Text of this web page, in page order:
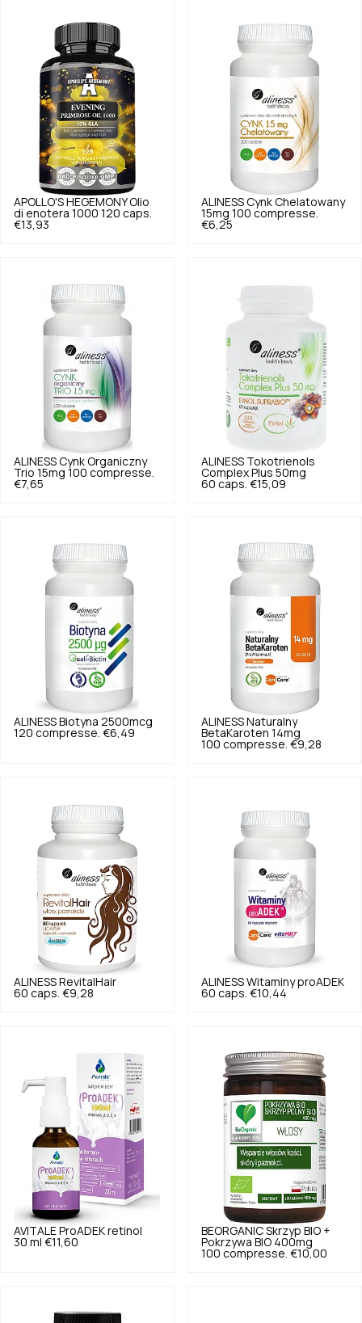
APOLLO'S HEGEMONY Olio
di enotera 1000 120 caps.
€13,93
ALINESS Cynk Chelatowany
15mg 100 compresse.
€6,25
ALINESS Cynk Organiczny
Trio 15mg 100 compresse.
€7,65
ALINESS Tokotrienols
Complex Plus 50mg
60 caps. €15,09
ALINESS Biotyna 2500mcg
120 compresse. €6,49
ALINESS Naturalny
BetaKaroten 14mg
100 compresse. €9,28
ALINESS RevitalHair
60 caps. €9,28
ALINESS Witaminy proADEK
60 caps. €10,44
AVITALE ProADEK retinol
30 ml €11,60
BEORGANIC Skrzyp BIO +
Pokrzywa BIO 400mg
100 compresse. €10,00